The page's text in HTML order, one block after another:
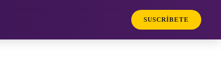
SUSCRÍBETE